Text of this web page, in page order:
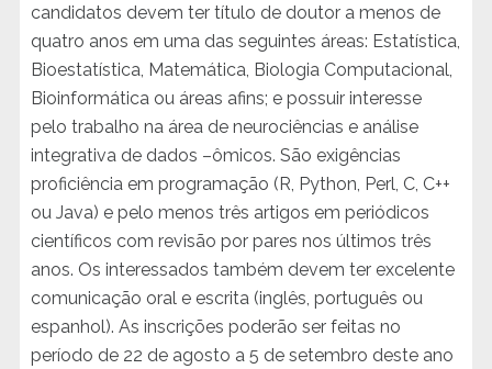
candidatos devem ter título de doutor a menos de
quatro anos em uma das seguintes áreas: Estatística,
Bioestatística, Matemática, Biologia Computacional,
Bioinformática ou áreas afins; e possuir interesse
pelo trabalho na área de neurociências e análise
integrativa de dados –ômicos. São exigências
proficiência em programação (R, Python, Perl, C, C++
ou Java) e pelo menos três artigos em periódicos
científicos com revisão por pares nos últimos três
anos. Os interessados também devem ter excelente
comunicação oral e escrita (inglês, português ou
espanhol). As inscrições poderão ser feitas no
período de 22 de agosto a 5 de setembro deste ano